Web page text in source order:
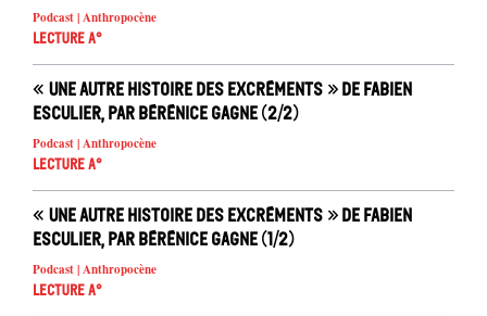
Podcast | Anthropocène
Lecture A°
« Une autre histoire des excréments » de Fabien
Esculier, par Bérénice Gagne (2/2)
Podcast | Anthropocène
Lecture A°
« Une autre histoire des excréments » de Fabien
Esculier, par Bérénice Gagne (1/2)
Podcast | Anthropocène
Lecture A°